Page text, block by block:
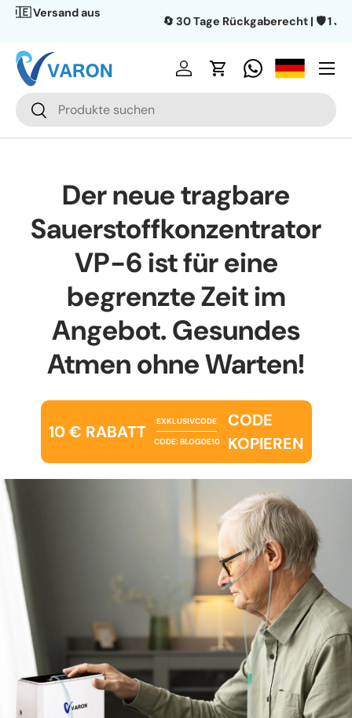
🔄 30 Tage Rückgaberecht | 🛡️ 1 Jahr Garantie
Recherche
Rechercher
Se connecter
Panier
Menu
Der neue tragbare
Sauerstoffkonzentrator
VP-6 ist für eine
begrenzte Zeit im
Angebot. Gesundes
Atmen ohne Warten!
10 € RABATT
EXKLUSIVCODE
CODE: BLOGDE10
CODE
KOPIEREN